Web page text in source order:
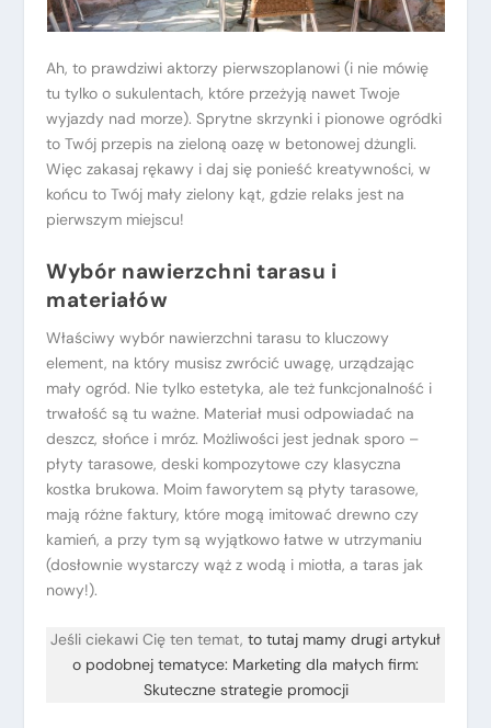
Ah, to prawdziwi aktorzy pierwszoplanowi (i nie mówię
tu tylko o sukulentach, które przeżyją nawet Twoje
wyjazdy nad morze). Sprytne skrzynki i pionowe ogródki
to Twój przepis na zieloną oazę w betonowej dżungli.
Więc zakasaj rękawy i daj się ponieść kreatywności, w
końcu to Twój mały zielony kąt, gdzie relaks jest na
pierwszym miejscu!
Wybór nawierzchni tarasu i
materiałów
Właściwy wybór nawierzchni tarasu to kluczowy
element, na który musisz zwrócić uwagę, urządzając
mały ogród. Nie tylko estetyka, ale też funkcjonalność i
trwałość są tu ważne. Materiał musi odpowiadać na
deszcz, słońce i mróz. Możliwości jest jednak sporo –
płyty tarasowe, deski kompozytowe czy klasyczna
kostka brukowa. Moim faworytem są płyty tarasowe,
mają różne faktury, które mogą imitować drewno czy
kamień, a przy tym są wyjątkowo łatwe w utrzymaniu
(dosłownie wystarczy wąż z wodą i miotła, a taras jak
nowy!).
Jeśli ciekawi Cię ten temat, to tutaj mamy drugi artykuł
o podobnej tematyce: Marketing dla małych firm:
Skuteczne strategie promocji